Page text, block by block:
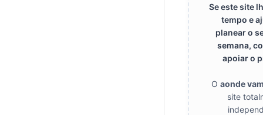
Se este site
tempo e
planear o
semana,
apoiar o
O aonde
site